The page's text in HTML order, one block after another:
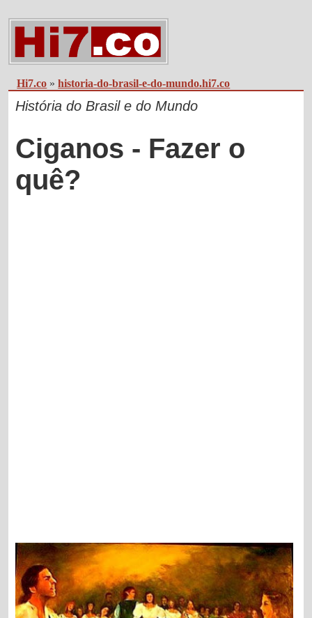
Hi7.co »historia-do-brasil-e-do-mundo.hi7.co
História do Brasil e do Mundo
Ciganos - Fazer o
quê?